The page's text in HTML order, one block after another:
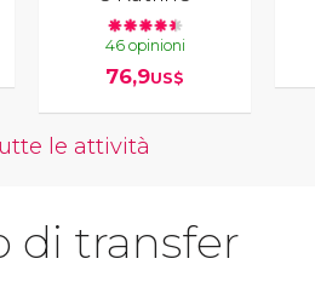
46 opinioni
76,9US$
le attività
di transfer